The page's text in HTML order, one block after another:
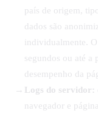
país de origem,
dados são
individualmente.
segundos ou até a
desempenho da
Logs do servidor:
navegador e